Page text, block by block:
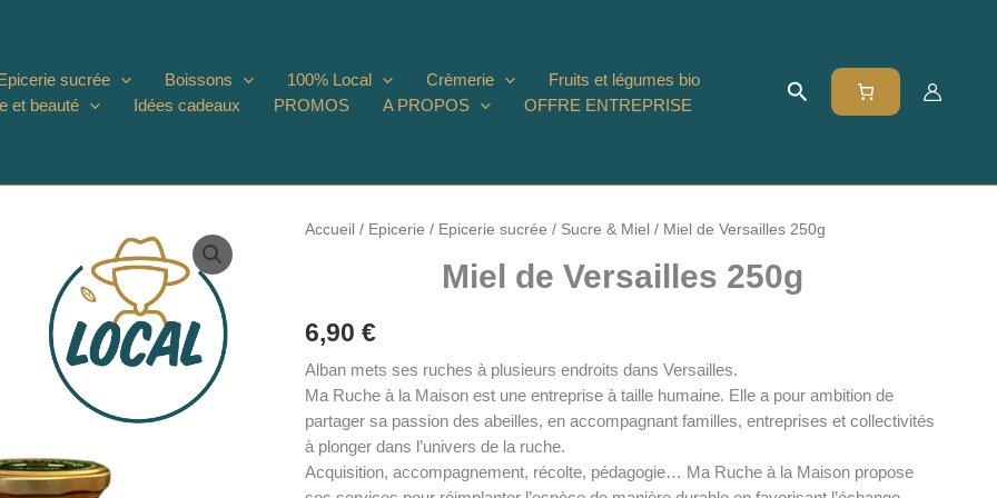
sucrée Boissons 100% Local Crèmerie
Fruits et légumes bio
et beauté Idées cadeaux PROMOS A PROPOS OFFRE ENTREPRISE
Rechercher
Accueil / Epicerie / Epicerie sucrée / Sucre & Miel / Miel de Versailles 250g
Miel de Versailles 250g
6,90 €
Alban mets ses ruches à plusieurs endroits dans Versailles.
Ma Ruche à la Maison est une entreprise à taille humaine. Elle a pour ambition de
partager sa passion des abeilles, en accompagnant familles, entreprises et collectivités
à plonger dans l’univers de la ruche.
Acquisition, accompagnement, récolte, pédagogie… Ma Ruche à la Maison propose